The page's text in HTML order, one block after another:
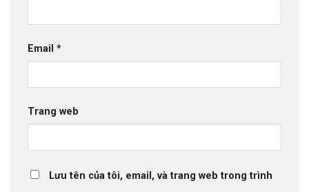
Email *
Trang web
Lưu tên của tôi, email, và trang web trong trình